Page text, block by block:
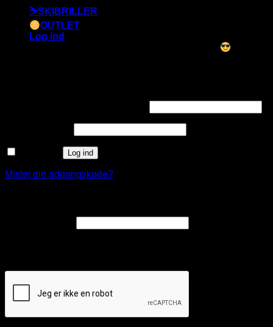
⛷️SKIBRILLER
OUTLET
Log ind
Log ind
Mistet din adgangskode?